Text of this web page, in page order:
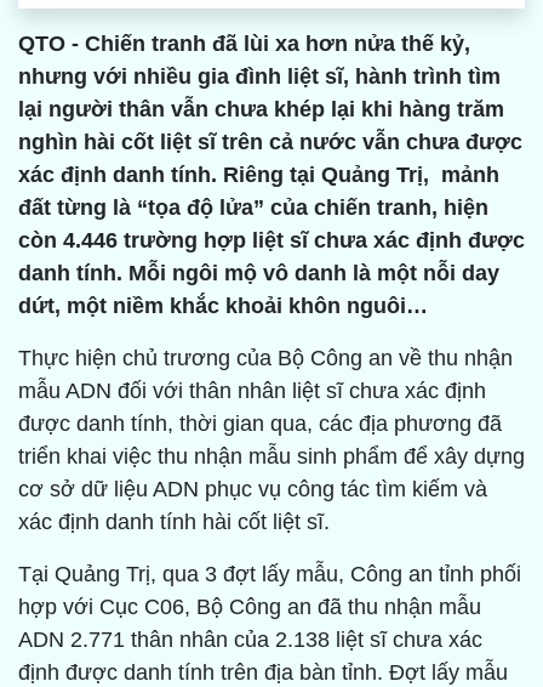
QTO - Chiến tranh đã lùi xa hơn nửa thế kỷ,
nhưng với nhiều gia đình liệt sĩ, hành trình tìm
lại người thân vẫn chưa khép lại khi hàng trăm
nghìn hài cốt liệt sĩ trên cả nước vẫn chưa được
xác định danh tính. Riêng tại Quảng Trị, mảnh
đất từng là “tọa độ lửa” của chiến tranh, hiện
còn 4.446 trường hợp liệt sĩ chưa xác định được
danh tính. Mỗi ngôi mộ vô danh là một nỗi day
dứt, một niềm khắc khoải khôn nguôi…
Thực hiện chủ trương của Bộ Công an về thu nhận
mẫu ADN đối với thân nhân liệt sĩ chưa xác định
được danh tính, thời gian qua, các địa phương đã
triển khai việc thu nhận mẫu sinh phẩm để xây dựng
cơ sở dữ liệu ADN phục vụ công tác tìm kiếm và
xác định danh tính hài cốt liệt sĩ.
Tại Quảng Trị, qua 3 đợt lấy mẫu, Công an tỉnh phối
hợp với Cục C06, Bộ Công an đã thu nhận mẫu
ADN 2.771 thân nhân của 2.138 liệt sĩ chưa xác
định được danh tính trên địa bàn tỉnh. Đợt lấy mẫu